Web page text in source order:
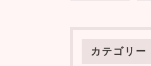
カテゴリー